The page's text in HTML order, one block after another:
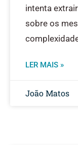
intenta
sobre os
LER MAIS »
João Matos